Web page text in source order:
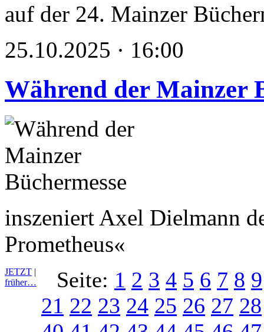
auf der 24. Mainzer
25.10.2025 · 16:00
Während der Mainzer
inszeniert Axel Dielmann
Prometheus«
JETZT |
früher…
Seite: 1 2 3 4 5 6 7 8 9
21 22 23 24 25 26 27 28